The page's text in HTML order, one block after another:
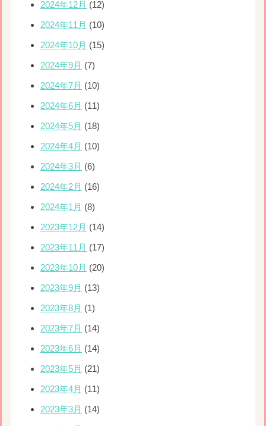
2024年12月 (12)
2024年11月 (10)
2024年10月 (15)
2024年9月 (7)
2024年7月 (10)
2024年6月 (11)
2024年5月 (18)
2024年4月 (10)
2024年3月 (6)
2024年2月 (16)
2024年1月 (8)
2023年12月 (14)
2023年11月 (17)
2023年10月 (20)
2023年9月 (13)
2023年8月 (1)
2023年7月 (14)
2023年6月 (14)
2023年5月 (21)
2023年4月 (11)
2023年3月 (14)